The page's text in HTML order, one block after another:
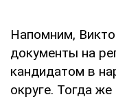
Напомним,
документы на
кандидатом в
округе. Тогда